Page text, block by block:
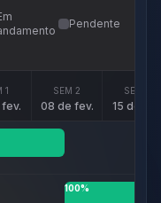
Pendente
1 SEM 2
08 de fev.
SEM
15 de
100%